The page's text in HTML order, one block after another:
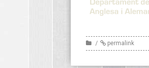
permalink